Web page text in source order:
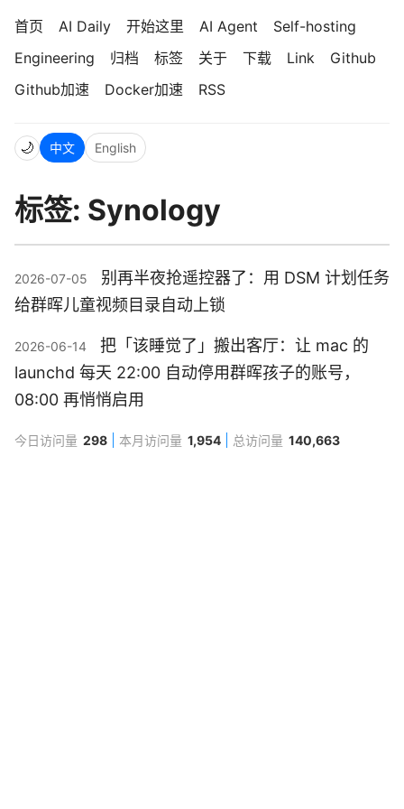
首页 AI Daily 开始这里 AI Agent
Self-hosting
Engineering
归档 标签 关于 下载 Link
Github
Github加速
Docker加速 RSS
🌙 中文 English
标签: Synology
2026-07-05
别再半夜抢遥控器了：用 DSM 计划任务
给群晖儿童视频目录自动上锁
2026-06-14
把「该睡觉了」搬出客厅：让 mac 的
launchd 每天 22:00 自动停用群晖孩子的账号，
08:00 再悄悄启用
今日访问量 298 本月访问量 1,954 总访问量 140,663